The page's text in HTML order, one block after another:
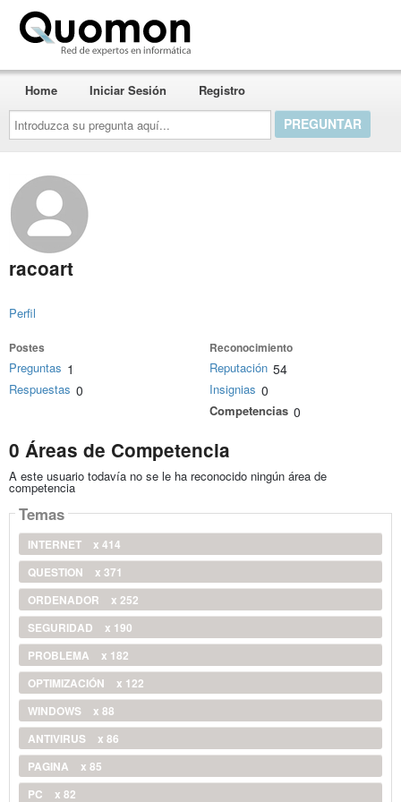
Introduzca
su
pregunta
aquí...
Home Iniciar Sesión Registro
racoart
Perfil
Postes
Preguntas 1
Respuestas 0
Reconocimiento
Reputación 54
Insignias 0
Competencias 0
0 Áreas de Competencia
A este usuario todavía no se le ha reconocido ningún área de
competencia
Temas
INTERNET
x 414
QUESTION
x 371
ORDENADOR
x 252
SEGURIDAD
x 190
PROBLEMA
x 182
OPTIMIZACIÓN
x 122
WINDOWS
x 88
ANTIVIRUS
x 86
PAGINA
x 85
PC
x 82